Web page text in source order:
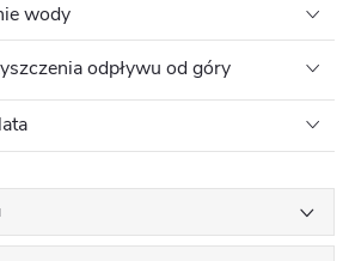
wody
odpływu od góry